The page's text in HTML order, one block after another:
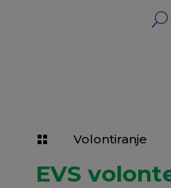
 Volontiranje
EVS